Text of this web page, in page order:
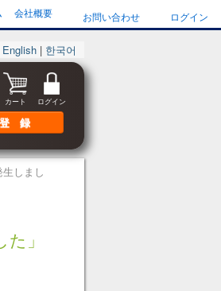
会社概要 お問い合わせ ログイン
English | 한국어
登 録
ログイン
カート
しまし
」